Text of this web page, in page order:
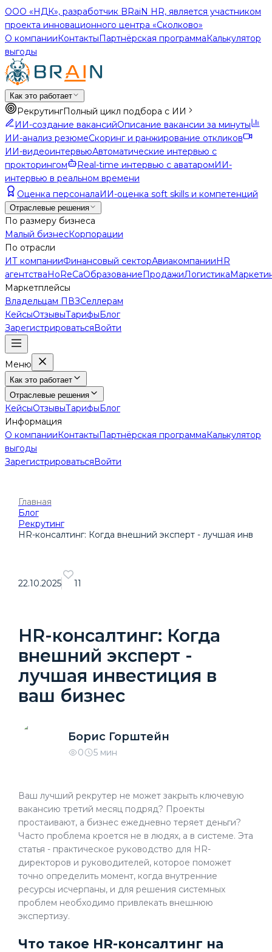
ООО «НДК», разработчик BRaiN HR, является участником
проекта инновационного центра «Сколково»
О компанииКонтактыПартнёрская программаКалькулятор
выгоды
Как это работает
РекрутингПолный цикл подбора с ИИ
ИИ-создание вакансийОписание вакансии за минуты
ИИ-анализ резюмеСкоринг и ранжирование откликов
ИИ-видеоинтервьюАвтоматические интервью с
прокторингом
Real-time интервью с аватаромИИ-
интервью в реальном времени
Оценка персоналаИИ-оценка soft skills и компетенций
Отраслевые решения
По размеру бизнеса
Малый бизнесКорпорации
По отрасли
ИТ компанииФинансовый секторАвиакомпанииHR
агентстваHoReCaОбразованиеПродажиЛогистика
Маркетплейсы
Владельцам ПВЗСеллерам
КейсыОтзывыТарифыБлог
ЗарегистрироватьсяВойти
Меню
Как это работает
Отраслевые решения
КейсыОтзывыТарифыБлог
Информация
О компанииКонтактыПартнёрская программаКалькулятор
выгоды
ЗарегистрироватьсяВойти
Главная
Блог
Рекрутинг
HR-консалтинг: Когда внешний эксперт - лучшая
22.10.2025 11
HR-консалтинг: Когда
внешний эксперт -
лучшая инвестиция в
ваш бизнес
Борис Горштейн
0 5 мин
Ваш лучший рекрутер не может закрыть ключевую
вакансию третий месяц подряд? Проекты
простаивают, а бизнес ежедневно теряет деньги?
Часто проблема кроется не в людях, а в системе. Эта
статья - практическое руководство для HR-
директоров и руководителей, которое поможет
точно определить момент, когда внутренние
ресурсы исчерпаны, и для решения системных
проблем необходимо привлекать внешнюю
экспертизу.
Что такое HR-консалтинг на